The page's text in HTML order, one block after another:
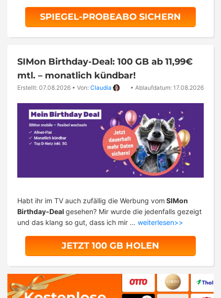
SPIEGEL-PROBEABO SICHERN
SIMon Birthday-Deal: 100 GB ab 11,99€
mtl. – monatlich kündbar!
Erstellt: 07.08.2026 • Von: Claudia • Ablaufdatum: 17.08.2026
Habt ihr im TV auch zufällig die Werbung vom SIMon
Birthday-Deal gesehen? Mir wurde die jedenfalls gezeigt
und das klang so gut, dass ich mir … weiterlesen>>
JETZT 100 GB HOLEN